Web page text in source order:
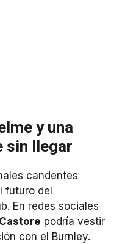
y una
sin llegar
candentes
futuro del
En redes sociales
Castore podría vestir
con el Burnley.